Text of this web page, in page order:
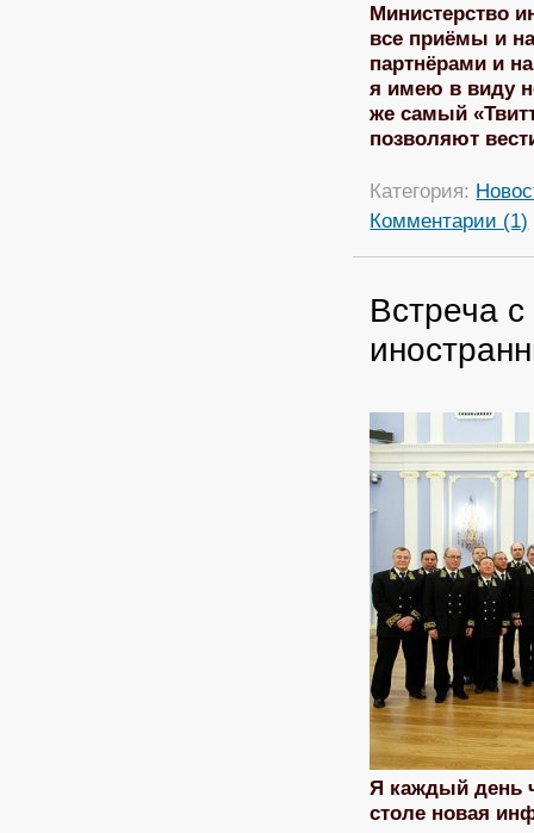
Министерство
все приёмы и
партнёрами и
я имею в виду
же самый
позволяют
Категория:
Комментарии (1)
Встреча
Я каждый день
столе новая